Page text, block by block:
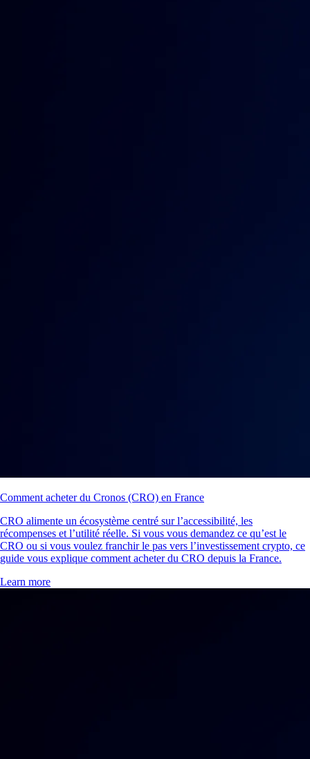
Comment acheter du Cronos (CRO) en France
CRO alimente un écosystème centré sur l’accessibilité, les
récompenses et l’utilité réelle. Si vous vous demandez ce qu’est le
CRO ou si vous voulez franchir le pas vers l’investissement crypto, ce
guide vous explique comment acheter du CRO depuis la France.
Learn more